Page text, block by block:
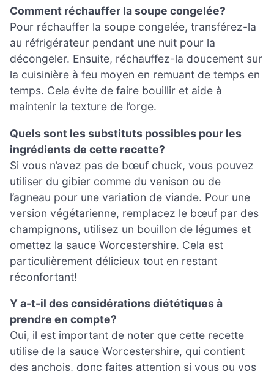
Comment réchauffer la soupe congelée?
Pour réchauffer la soupe congelée, transférez-la
au réfrigérateur pendant une nuit pour la
décongeler. Ensuite, réchauffez-la doucement sur
la cuisinière à feu moyen en remuant de temps en
temps. Cela évite de faire bouillir et aide à
maintenir la texture de l’orge.
Quels sont les substituts possibles pour les
ingrédients de cette recette?
Si vous n’avez pas de bœuf chuck, vous pouvez
utiliser du gibier comme du venison ou de
l’agneau pour une variation de viande. Pour une
version végétarienne, remplacez le bœuf par des
champignons, utilisez un bouillon de légumes et
omettez la sauce Worcestershire. Cela est
particulièrement délicieux tout en restant
réconfortant!
Y a-t-il des considérations diététiques à
prendre en compte?
Oui, il est important de noter que cette recette
utilise de la sauce Worcestershire, qui contient
des anchois, donc faites attention si vous ou vos